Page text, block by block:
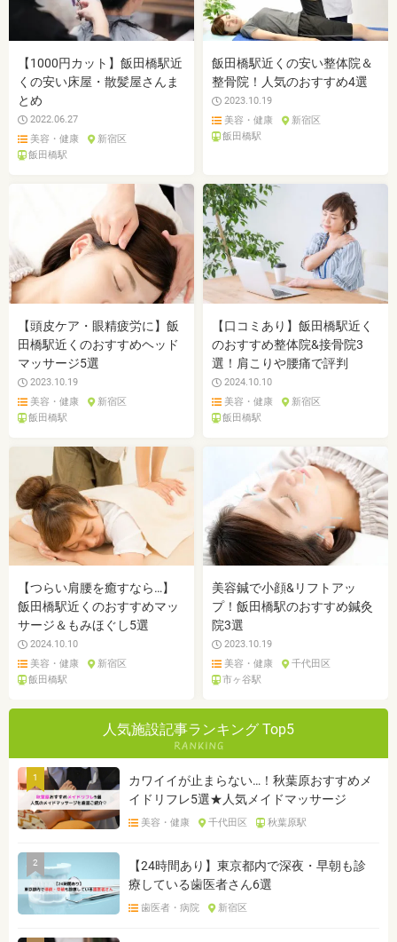
【1000円カット】飯田橋駅近
くの安い床屋・散髪屋さんま
とめ
2022.06.27
美容・健康
新宿区
飯田橋駅
飯田橋駅近くの安い整体院＆
整骨院！人気のおすすめ4選
2023.10.19
美容・健康
新宿区
飯田橋駅
【頭皮ケア・眼精疲労に】飯
田橋駅近くのおすすめヘッド
マッサージ5選
2023.10.19
美容・健康
新宿区
飯田橋駅
【口コミあり】飯田橋駅近く
のおすすめ整体院&接骨院3
選！肩こりや腰痛で評判
2024.10.10
美容・健康
新宿区
飯田橋駅
【つらい肩腰を癒すなら…】
飯田橋駅近くのおすすめマッ
サージ＆もみほぐし5選
2024.10.10
美容・健康
新宿区
飯田橋駅
美容鍼で小顔&リフトアッ
プ！飯田橋駅のおすすめ鍼灸
院3選
2023.10.19
美容・健康
千代田区
市ヶ谷駅
人気施設記事ランキング Top5
1
カワイイが止まらない…！秋葉原おすすめメ
イドリフレ5選★人気メイドマッサージ
美容・健康 千代田区 秋葉原駅
2
【24時間あり】東京都内で深夜・早朝も診
療している歯医者さん6選
歯医者・病院 新宿区